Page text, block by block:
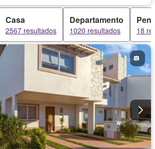
Cuarto de Limpieza
Cuarto de servicio
Estacionamiento
Gimnasio
Despacho
Recámara con closet
Seguridad
Televisión por cable
amueblar
Casa
2567 resultados
Departamento
1020 resultados 18